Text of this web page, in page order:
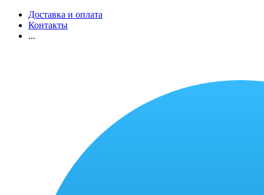
Доставка и оплата
Контакты
...